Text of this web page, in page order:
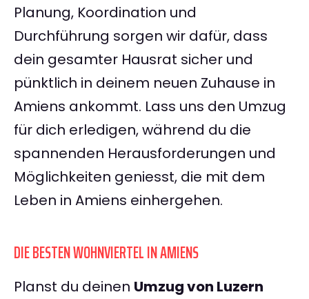
Planung, Koordination und
Durchführung sorgen wir dafür, dass
dein gesamter Hausrat sicher und
pünktlich in deinem neuen Zuhause in
Amiens ankommt. Lass uns den Umzug
für dich erledigen, während du die
spannenden Herausforderungen und
Möglichkeiten geniesst, die mit dem
Leben in Amiens einhergehen.
DIE BESTEN WOHNVIERTEL IN AMIENS
Planst du deinen Umzug von Luzern